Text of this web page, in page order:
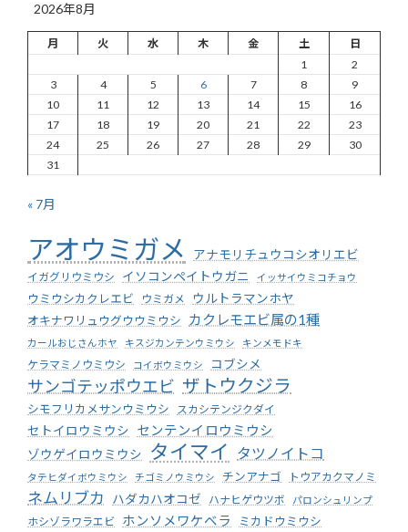
2026年8月
月 火 水 木 金 土
日
1
2
3
4 5 6 7 8
9
10
11 12 13 14 15
16
17
18 19 20 21 22
23
24
25 26 27 28 29
30
31
« 7月
アオウミガメ アナモリチュウコシオリエビ
イガグリウミウシ イソコンペイトウガニ イッサイウミコチョウ
ウミウシカクレエビ ウミガメ
ウルトラマンホヤ
オキナワリュウグウウミウシ
カクレモエビ属の1種
カールおじさんホヤ キスジカンテンウミウシ キンメモドキ
ケラマミノウミウシ コイボウミウシ コブシメ
サンゴテッポウエビ ザトウクジラ
シモフリカメサンウミウシ スカシテンジクダイ
セトイロウミウシ センテンイロウミウシ
ゾウゲイロウミウシ タイマイ タツノイトコ
タテヒダイボウミウシ チゴミノウミウシ チンアナゴ トウアカクマノミ
ネムリブカ ハダカハオコゼ ハナヒゲウツボ パロンシュリンプ
ホシゾラワラエビ ホンソメワケベラ ミカドウミウシ